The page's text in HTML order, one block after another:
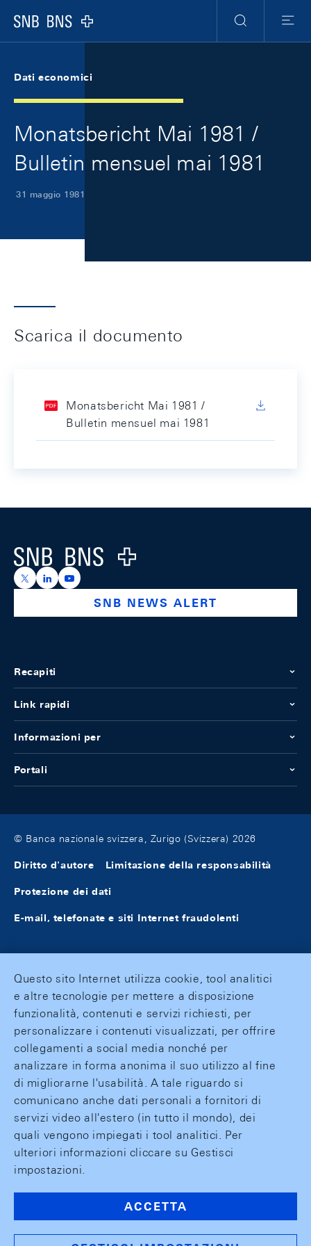
Logo
Ricerca
Menu
Dati economici
Monatsbericht Mai 1981 /
Bulletin mensuel mai 1981
31 maggio 1981
Scarica il documento
Monatsbericht Mai 1981 /
Bulletin mensuel mai 1981
Logo
https://x.com/snb_bns
https://ch.linkedin.com/company/swiss-national-
https://www.youtube.com/@swissnationalbank
SNB NEWS ALERT
Recapiti
Link rapidi
Informazioni per
Portali
© Banca nazionale svizzera, Zurigo (Svizzera) 2026
Diritto d'autore Limitazione della responsabilità
Protezione dei dati
E-mail, telefonate e siti Internet fraudolenti
Questo sito Internet utilizza cookie, tool analitici
e altre tecnologie per mettere a disposizione
funzionalità, contenuti e servizi richiesti, per
personalizzare i contenuti visualizzati, per offrire
collegamenti a social media nonché per
analizzare in forma anonima il suo utilizzo al fine
di migliorarne l'usabilità. A tale riguardo si
comunicano anche dati personali a fornitori di
servizi video all'estero (in tutto il mondo), dei
quali vengono impiegati i tool analitici. Per
ulteriori informazioni cliccare su Gestisci
impostazioni.
ACCETTA